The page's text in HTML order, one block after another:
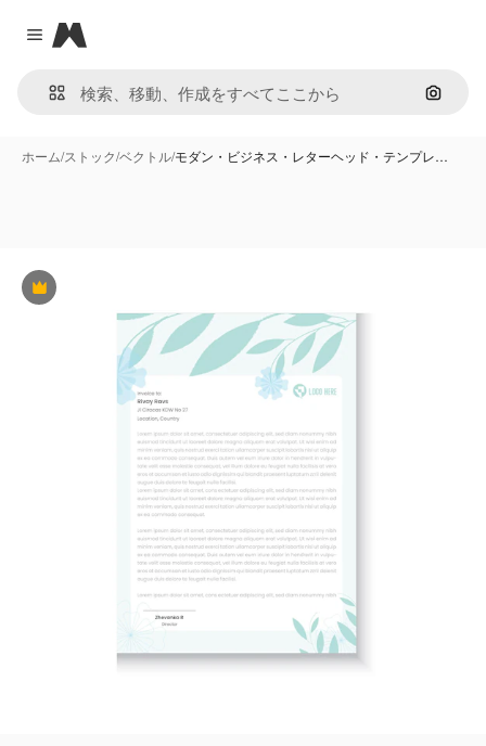
Close menu
Magnific
画像で
ホーム/ストック/ベクトル/モダン・ビジネス・レターヘッド・テンプレ…
Premium